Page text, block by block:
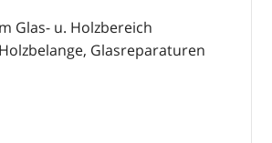
Glas- u. Holzbereich
Glasreparaturen